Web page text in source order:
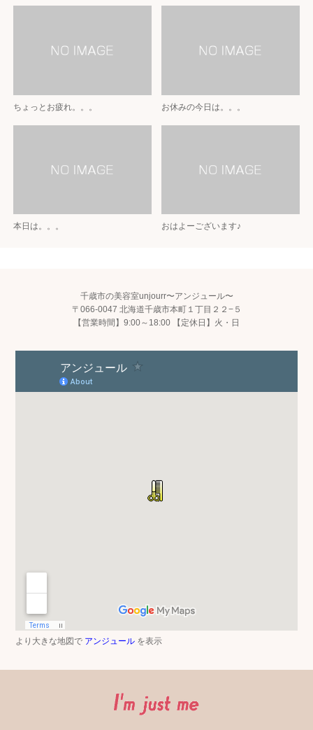
ちょっとお疲れ。。。 お休みの今日は。。。
本日は。。。 おはよーございます♪
千歳市の美容室unjourr〜アンジュール〜
〒066-0047 北海道千歳市本町１丁目２２−５
【営業時間】9:00～18:00 【定休日】火・日
より大きな地図で アンジュール を表示